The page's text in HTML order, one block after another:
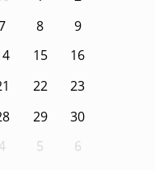
8
9
15
16
22
23
29
30
4 5 6